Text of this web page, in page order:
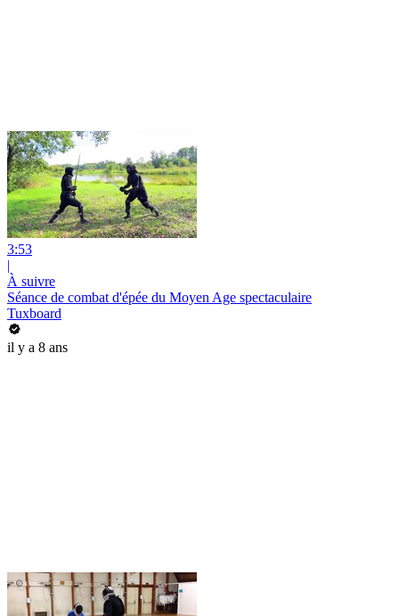
3:53
|
À suivre
Séance de combat d'épée du Moyen Age spectaculaire
Tuxboard
il y a 8 ans